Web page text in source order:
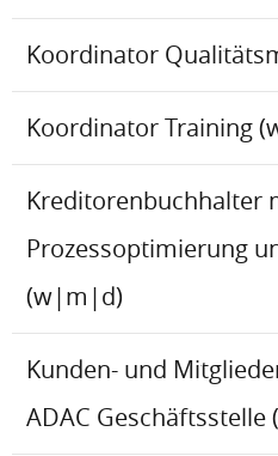
Koordinator
Koordinator Training
Kreditorenbuchhalter
Prozessoptimierung
(w|m|d)
Kunden- und
ADAC Geschäftsstelle